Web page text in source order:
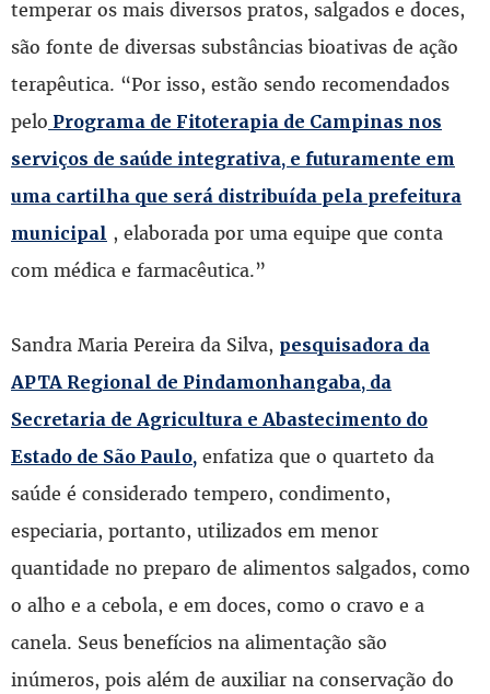
temperar os mais diversos pratos, salgados e doces,
são fonte de diversas substâncias bioativas de ação
terapêutica. “Por isso, estão sendo recomendados
pelo Programa de Fitoterapia de Campinas nos
serviços de saúde integrativa, e futuramente em
uma cartilha que será distribuída pela prefeitura
municipal , elaborada por uma equipe que conta
com médica e farmacêutica.”
Sandra Maria Pereira da Silva, pesquisadora da
APTA Regional de Pindamonhangaba, da
Secretaria de Agricultura e Abastecimento do
Estado de São Paulo, enfatiza que o quarteto da
saúde é considerado tempero, condimento,
especiaria, portanto, utilizados em menor
quantidade no preparo de alimentos salgados, como
o alho e a cebola, e em doces, como o cravo e a
canela. Seus benefícios na alimentação são
inúmeros, pois além de auxiliar na conservação do